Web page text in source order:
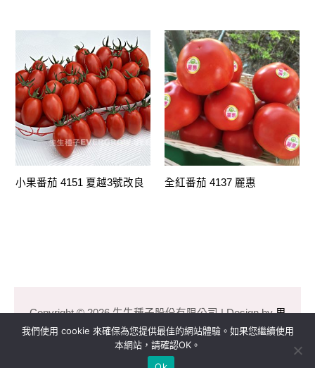
小果番茄 4151 夏越3號改良 全紅番茄 4137 麗惠
Copyright © 2026 生生種子股份有限公司 | Design by里
揚數位行銷
我們使用 cookie 來確保為您提供最佳的網站體驗。如果您繼續使用
本網站，請確認OK。